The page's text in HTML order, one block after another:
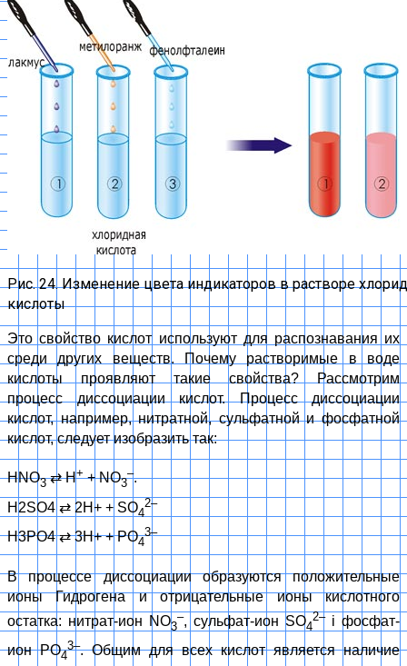
Рис. 24. Изменение цвета индикаторов в растворе
кислоты
Это свойство кислот используют для распознавания их
среди других веществ. Почему растворимые в воде
кислоты проявляют такие свойства? Рассмотрим
процесс диссоциации кислот. Процесс диссоциации
кислот, например, нитратной, сульфатной и фосфатной
кислот, следует изобразить так:
HNO3 ⇄H++ NO3
–.
H2SO4 ⇄ 2H+ + SO4
2–
H3PO4⇄3H+ + РO4
3–
В процессе диссоциации образуются положительные
ионы Гидрогена и отрицательные ионы кислотного
остатка: нитрат-ион NO3
–, сульфат-ион SO4
2–і фосфат-
ион РO4
3–. Общим для всех кислот является наличие